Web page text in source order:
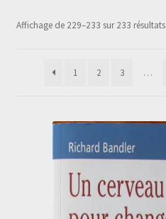
Affichage de 229–233 sur 233 résultats
1 2 3 …